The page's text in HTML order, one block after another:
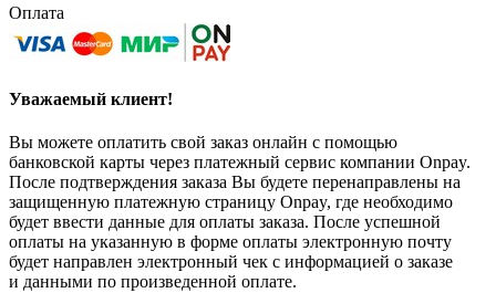
Оплата
Уважаемый клиент!
Вы можете оплатить свой заказ онлайн с помощью
банковской карты через платежный сервис компании Onpay.
После подтверждения заказа Вы будете перенаправлены на
защищенную платежную страницу Onpay, где необходимо
будет ввести данные для оплаты заказа. После успешной
оплаты на указанную в форме оплаты электронную почту
будет направлен электронный чек с информацией о заказе
и данными по произведенной оплате.